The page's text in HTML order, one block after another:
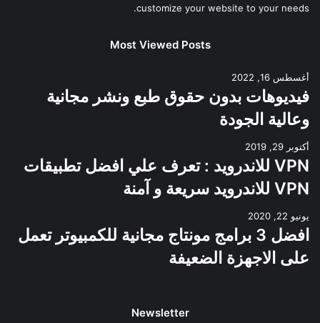
customize your website to your needs.
Most Viewed Posts
أغسطس 16, 2022
فيديوهات بدون حقوق طبع ونشر مجانية
وعالية الجودة
أكتوبر 29, 2019
VPN للاندرويد : تعرف علي افضل تطبيقات
VPN للاندرويد سريعة و آمنة
يونيو 22, 2020
افضل 3 برامج مونتاج مجانية للكمبيوتر تعمل
على الاجهزة الضعيفة
Newsletter